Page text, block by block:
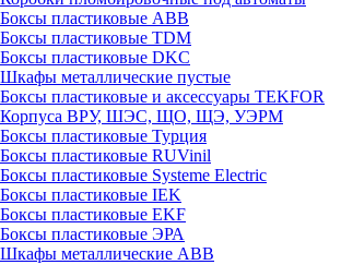
Боксы пластиковые ABB
Боксы пластиковые TDM
Боксы пластиковые DKC
Шкафы металлические пустые
Боксы пластиковые и аксессуары TEKFOR
Корпуса ВРУ, ШЭС, ЩО, ЩЭ, УЭРМ
Боксы пластиковые Турция
Боксы пластиковые RUVinil
Боксы пластиковые Systeme Electric
Боксы пластиковые IEK
Боксы пластиковые EKF
Боксы пластиковые ЭРА
Шкафы металлические ABB